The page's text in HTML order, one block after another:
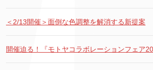
＜2/13開催＞面倒な色調整を解消する新提案
開催迫る！『モトヤコラボレーションフェア